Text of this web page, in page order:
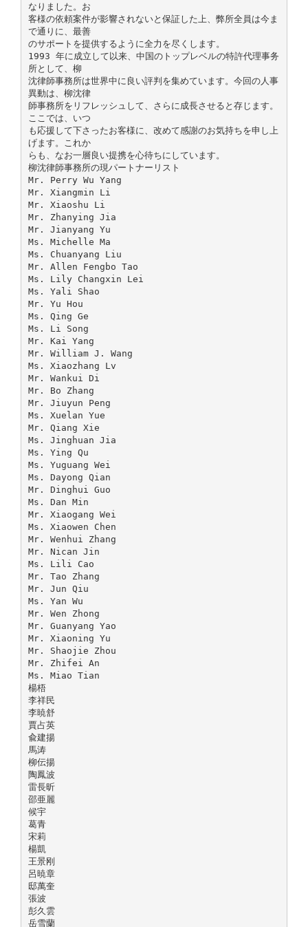
なりました。お
客様の依頼案件が影響されないと保証した上、弊所全員は今ま
で通りに、最善
のサポートを提供するように全力を尽くします。
1993 年に成立して以来、中国のトップレベルの特許代理事务
所として、柳
沈律師事務所は世界中に良い評判を集めています。今回の人事
異動は、柳沈律
師事務所をリフレッシュして、さらに成長させると存じます。
ここでは、いつ
も応援して下さったお客様に、改めて感謝のお気持ちを申し上
げます。これか
らも、なお一層良い提携を心待ちにしています。
柳沈律師事務所の現パートナーリスト
Mr. Perry Wu Yang
Mr. Xiangmin Li
Mr. Xiaoshu Li
Mr. Zhanying Jia
Mr. Jianyang Yu
Ms. Michelle Ma
Ms. Chuanyang Liu
Mr. Allen Fengbo Tao
Ms. Lily Changxin Lei
Ms. Yali Shao
Mr. Yu Hou
Ms. Qing Ge
Ms. Li Song
Mr. Kai Yang
Mr. William J. Wang
Ms. Xiaozhang Lv
Mr. Wankui Di
Mr. Bo Zhang
Mr. Jiuyun Peng
Ms. Xuelan Yue
Mr. Qiang Xie
Ms. Jinghuan Jia
Ms. Ying Qu
Ms. Yuguang Wei
Ms. Dayong Qian
Mr. Dinghui Guo
Ms. Dan Min
Mr. Xiaogang Wei
Ms. Xiaowen Chen
Mr. Wenhui Zhang
Mr. Nican Jin
Ms. Lili Cao
Mr. Tao Zhang
Mr. Jun Qiu
Ms. Yan Wu
Mr. Wen Zhong
Mr. Guanyang Yao
Mr. Xiaoning Yu
Mr. Shaojie Zhou
Mr. Zhifei An
Ms. Miao Tian
楊梧
李祥民
李暁舒
賈占英
兪建揚
馬涛
柳伝揚
陶鳳波
雷長昕
邵亜麗
候宇
葛青
宋莉
楊凱
王景刚
呂暁章
邸萬奎
張波
彭久雲
岳雪蘭